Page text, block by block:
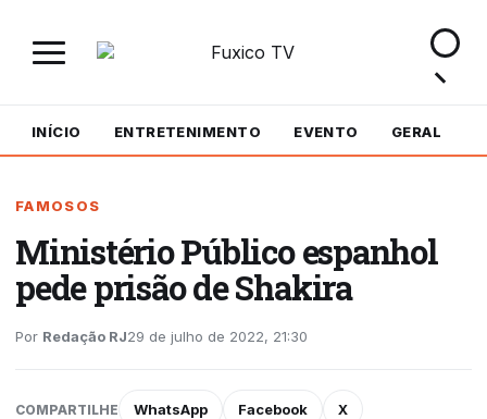
INÍCIO ENTRETENIMENTO EVENTO GERAL
FAMOSOS
Ministério Público espanhol
pede prisão de Shakira
Por Redação RJ29 de julho de 2022, 21:30
COMPARTILHE WhatsApp Facebook X